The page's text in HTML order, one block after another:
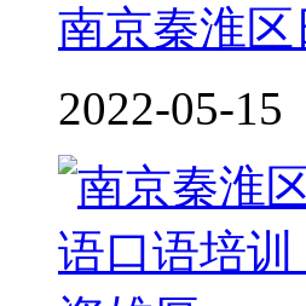
南京秦淮
2022-05-15